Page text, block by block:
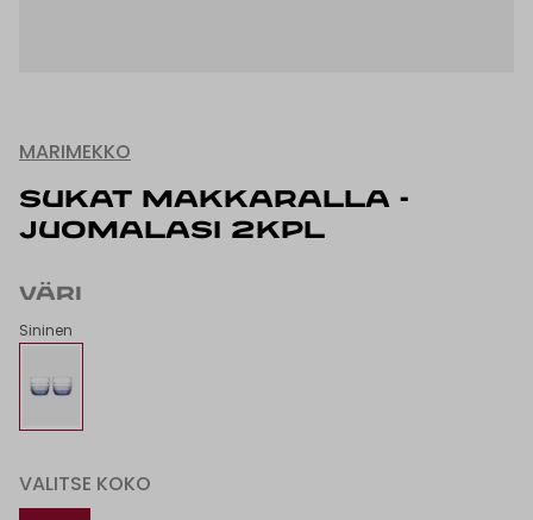
MARIMEKKO
SUKAT MAKKARALLA -
JUOMALASI 2KPL
VÄRI
Sininen
VALITSE KOKO